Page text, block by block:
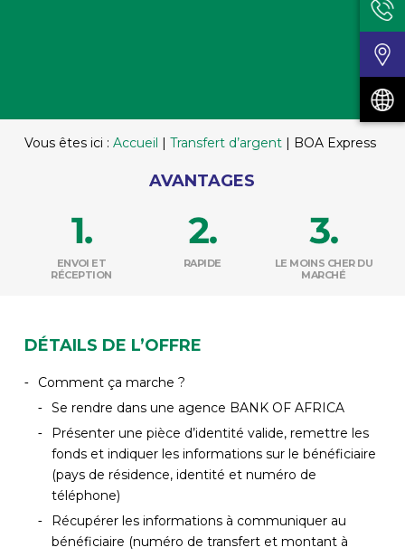
Vous êtes ici : Accueil | Transfert d’argent| BOA Express
AVANTAGES
ENVOI ET
RÉCEPTION
RAPIDE
LE MOINS CHER DU
MARCHÉ
DÉTAILS DE L’OFFRE
Comment ça marche ?
Se rendre dans une agence BANK OF AFRICA
Présenter une pièce d’identité valide, remettre les
fonds et indiquer les informations sur le bénéficiaire
(pays de résidence, identité et numéro de
téléphone)
Récupérer les informations à communiquer au
bénéficiaire (numéro de transfert et montant à